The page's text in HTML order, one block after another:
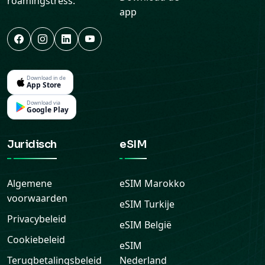
Download in de
App Store
Download via
Google Play
app
Juridisch
Algemene
voorwaarden
Privacybeleid
Cookiebeleid
Terugbetalingsbeleid
eSIM
eSIM Marokko
eSIM Turkije
eSIM België
eSIM
Nederland